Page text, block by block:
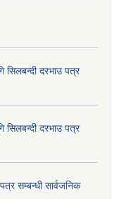
दरभाउ पत्र
दरभाउ पत्र
सम्बन्धी सार्वजनिक